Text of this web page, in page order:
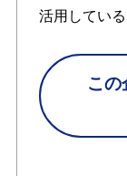
活用している
この